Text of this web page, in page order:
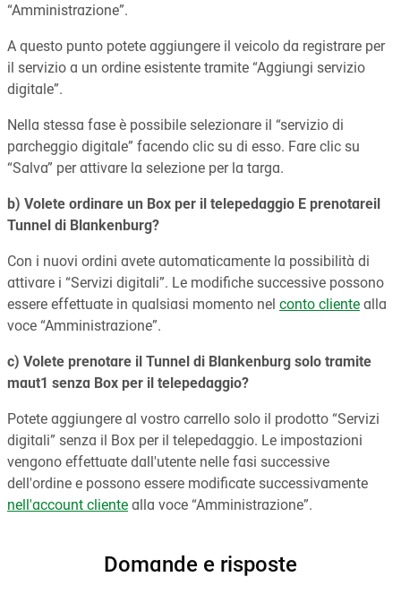
“Amministrazione”.
A questo punto potete aggiungere il veicolo da registrare per
il servizio a un ordine esistente tramite “Aggiungi servizio
digitale”.
Nella stessa fase è possibile selezionare il “servizio di
parcheggio digitale” facendo clic su di esso. Fare clic su
“Salva” per attivare la selezione per la targa.
b) Volete ordinare un Box per il telepedaggio E prenotareil
Tunnel di Blankenburg?
Con i nuovi ordini avete automaticamente la possibilità di
attivare i “Servizi digitali”. Le modifiche successive possono
essere effettuate in qualsiasi momento nel conto cliente alla
voce “Amministrazione”.
c) Volete prenotare il Tunnel di Blankenburg solo tramite
maut1 senza Box per il telepedaggio?
Potete aggiungere al vostro carrello solo il prodotto “Servizi
digitali” senza il Box per il telepedaggio. Le impostazioni
vengono effettuate dall'utente nelle fasi successive
dell'ordine e possono essere modificate successivamente
nell'account cliente alla voce “Amministrazione”.
Domande e risposte